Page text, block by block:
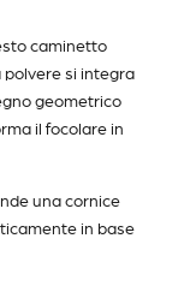
caminetto
si integra
geometrico
il focolare in
una cornice
in base